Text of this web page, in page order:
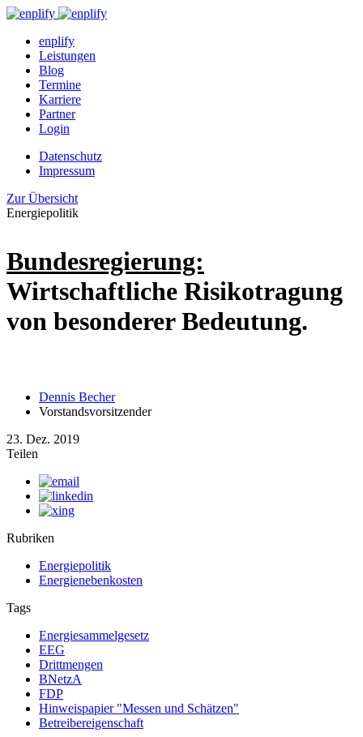
enplify
Leistungen
Blog
Termine
Karriere
Partner
Login
Datenschutz
Impressum
Zur Übersicht
Energiepolitik
Bundesregierung:
Wirtschaftliche Risikotragung
von besonderer Bedeutung.
Dennis Becher
Vorstandsvorsitzender
23. Dez. 2019
Teilen
Rubriken
Energiepolitik
Energienebenkosten
Tags
Energiesammelgesetz
EEG
Drittmengen
BNetzA
FDP
Hinweispapier "Messen und Schätzen"
Betreibereigenschaft